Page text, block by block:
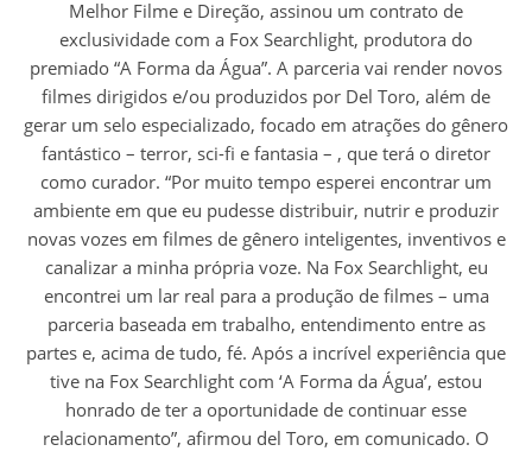
Melhor Filme e Direção, assinou um contrato de
exclusividade com a Fox Searchlight, produtora do
premiado “A Forma da Água”. A parceria vai render novos
filmes dirigidos e/ou produzidos por Del Toro, além de
gerar um selo especializado, focado em atrações do gênero
fantástico – terror, sci-fi e fantasia – , que terá o diretor
como curador. “Por muito tempo esperei encontrar um
ambiente em que eu pudesse distribuir, nutrir e produzir
novas vozes em filmes de gênero inteligentes, inventivos e
canalizar a minha própria voze. Na Fox Searchlight, eu
encontrei um lar real para a produção de filmes – uma
parceria baseada em trabalho, entendimento entre as
partes e, acima de tudo, fé. Após a incrível experiência que
tive na Fox Searchlight com ‘A Forma da Água’, estou
honrado de ter a oportunidade de continuar esse
relacionamento”, afirmou del Toro, em comunicado. O